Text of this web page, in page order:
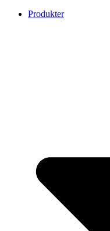
Produkter